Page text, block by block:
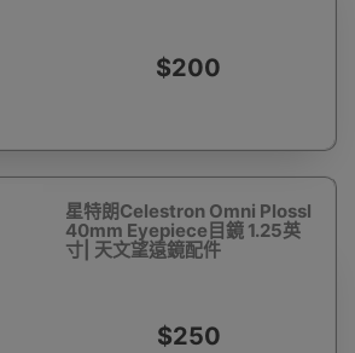
$200
星特朗Celestron Omni Plossl
40mm Eyepiece目鏡 1.25英
寸| 天文望遠鏡配件
$250